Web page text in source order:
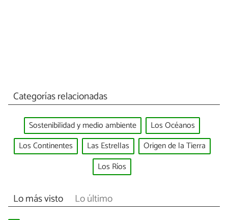
Categorías relacionadas
Sostenibilidad y medio ambiente
Los Océanos
Los Continentes
Las Estrellas
Origen de la Tierra
Los Ríos
Lo más visto Lo último